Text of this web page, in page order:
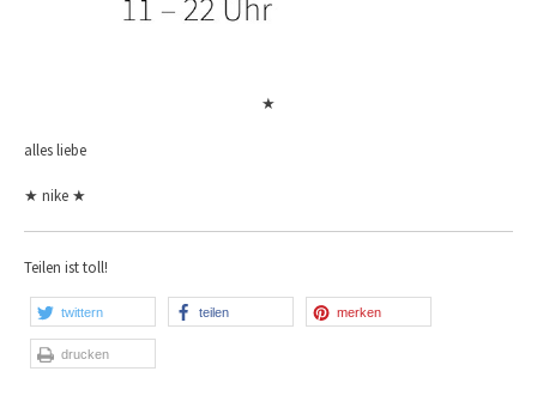
★
alles liebe
★ nike ★
Teilen ist toll!
twittern teilen merken
drucken